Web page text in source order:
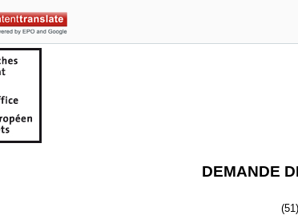
DEMANDE
(51)